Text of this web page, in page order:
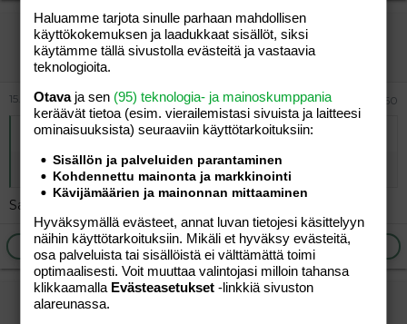
vierailija
Vieras
15.09.2024 #160
Alkuperäinen kirjoittajavierailija:
Yhdyssanat täytys osata
Samoin suomenkieli kuten täytys = täytyisi
Vastaa
Ilmoita asiaton viesti
vierailija
Haluamme tarjota sinulle parhaan mahdollisen
käyttökokemuksen ja laadukkaat sisällöt, siksi
käytämme tällä sivustolla evästeitä ja vastaavia
teknologioita.
Otavaja sen (95) teknologia- ja mainoskumppania
keräävät tietoa (esim. vierailemis­tasi sivuista ja laitteesi
ominaisuuk­sista) seuraaviin käyttötarkoituksiin:
Sisällön ja palveluiden parantaminen
Kohdennettu mainonta ja markkinointi
Kävijämäärien ja mainonnan mittaaminen
Hyväksymällä evästeet, annat luvan tietojesi käsittelyyn
näihin käyttötarkoituksiin. Mikäli et hyväksy evästeitä,
osa palveluista tai sisällöistä ei välttämättä toimi
optimaalisesti. Voit muuttaa valintojasi milloin tahansa
klikkaamalla Evästeasetukset -linkkiä sivuston
alareunassa.